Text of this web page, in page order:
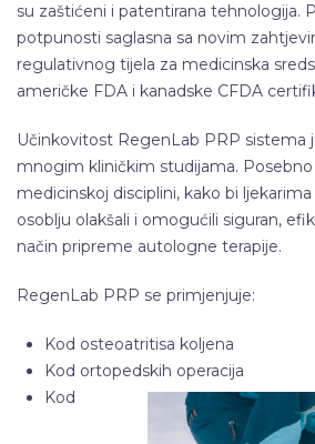
su zaštićeni i patentirana tehnologija.
potpunosti saglasna sa novim
regulativnog tijela za medicinska
američke FDA i kanadske CFDA
Učinkovitost RegenLab PRP sistema
mnogim kliničkim studijama.
medicinskoj disciplini, kako bi
osoblju olakšali i omogućili siguran,
način pripreme autologne terapije.
RegenLab PRP se primjenjuje:
Kod osteoatritisa koljena
Kod ortopedskih operacija
Kod